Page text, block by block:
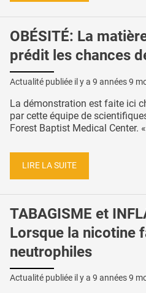
OBÉSITÉ: La
prédit les chances
Actualité publiée il y a 9 années 9
La démonstration est faite ici
par cette équipe de
Forest Baptist Medical Center.
LIRE LA SUITE
TABAGISME et
Lorsque la nicotine
neutrophiles
Actualité publiée il y a 9 années 9